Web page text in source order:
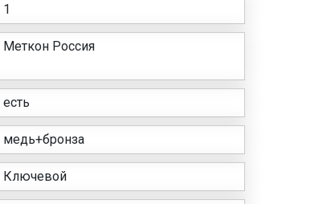
1
Меткон Россия
есть
медь+бронза
Ключевой